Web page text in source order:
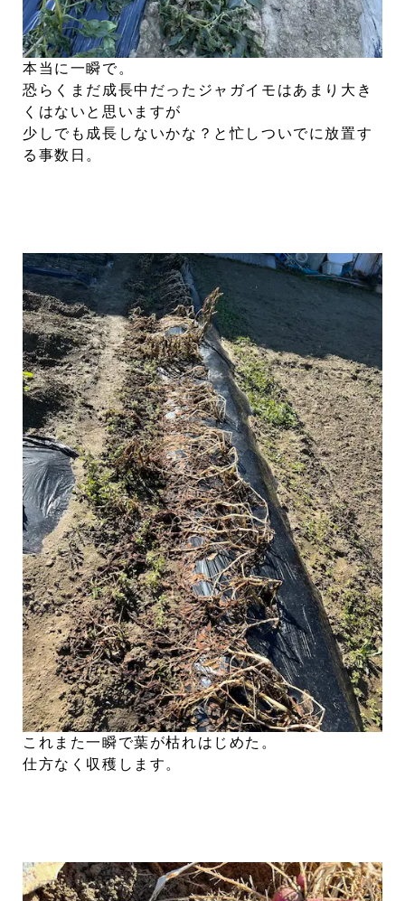
本当に一瞬で。
恐らくまだ成長中だったジャガイモはあまり大き
くはないと思いますが
少しでも成長しないかな？と忙しついでに放置す
る事数日。
これまた一瞬で葉が枯れはじめた。
仕方なく収穫します。